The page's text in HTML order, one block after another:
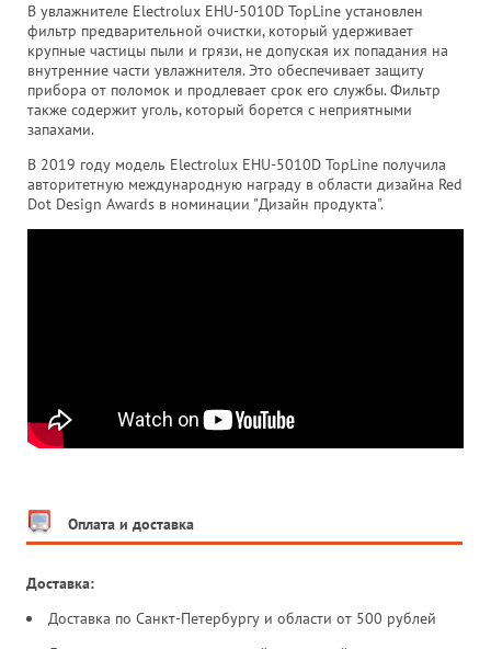
В увлажнителе Electrolux EHU-5010D TopLine установлен
фильтр предварительной очистки, который удерживает
крупные частицы пыли и грязи, не допуская их попадания на
внутренние части увлажнителя. Это обеспечивает защиту
прибора от поломок и продлевает срок его службы. Фильтр
также содержит уголь, который борется с неприятными
запахами.
В 2019 году модель Electrolux EHU-5010D TopLine получила
авторитетную международную награду в области дизайна Red
Dot Design Awards в номинации "Дизайн продукта".
Оплата и доставка
Доставка:
Доставка по Санкт-Петербургу и области от 500 рублей